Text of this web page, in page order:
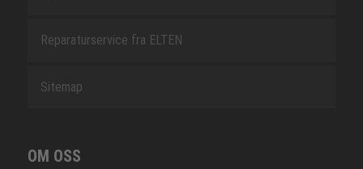
Reparaturservice fra ELTEN
Sitemap
OM OSS